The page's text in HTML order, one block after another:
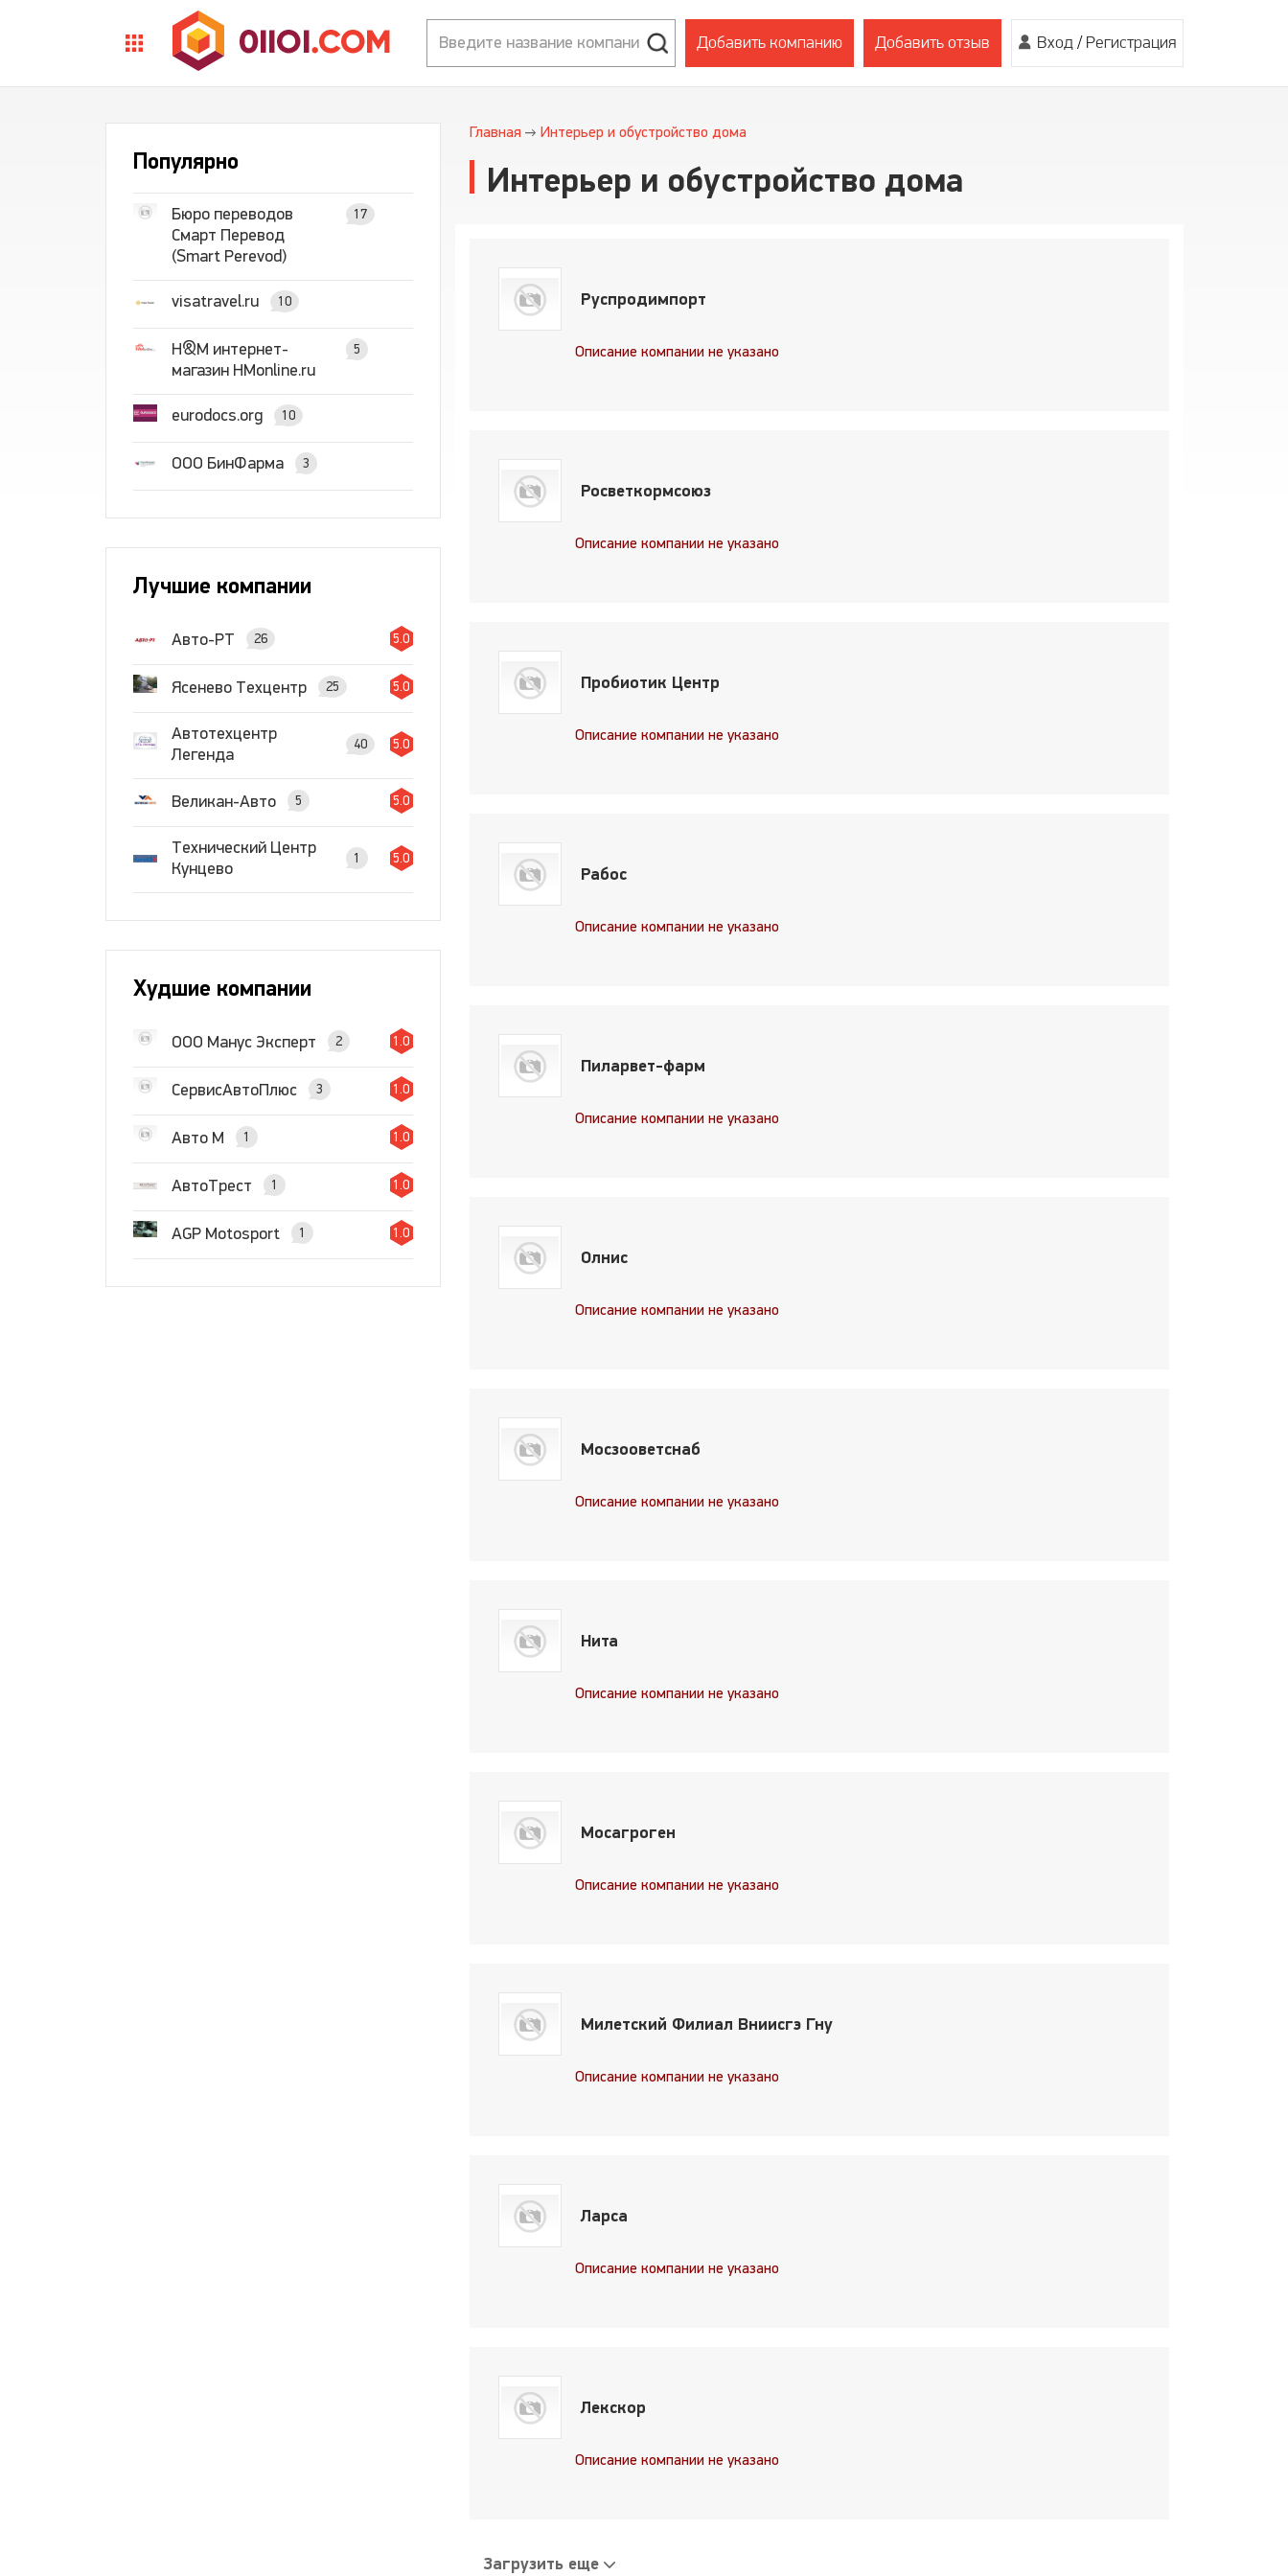
Добавить компанию Добавить отзыв Вход/ Регистрация
Популярно
Бюро переводов
Смарт Перевод
(Smart Perevod)
17
visatravel.ru 10
H&M интернет-
магазин HMonline.ru
5
eurodocs.org 10
ООО БинФарма 3
Лучшие компании
Авто-РТ 26 5.0
Ясенево Техцентр 25 5.0
Автотехцентр
Легенда
40 5.0
Великан-Авто 5 5.0
Технический Центр
Кунцево
1 5.0
Худшие компании
ООО Манус Эксперт 2 1.0
СервисАвтоПлюс 3 1.0
Авто М 1 1.0
АвтоТрест 1 1.0
AGP Motosport 1 1.0
Главная Интерьер и обустройство дома
Интерьер и обустройство дома
Руспродимпорт
Описание компании не указано
Росветкормсоюз
Описание компании не указано
Пробиотик Центр
Описание компании не указано
Рабос
Описание компании не указано
Пиларвет-фарм
Описание компании не указано
Олнис
Описание компании не указано
Мосзооветснаб
Описание компании не указано
Нита
Описание компании не указано
Мосагроген
Описание компании не указано
Милетский Филиал Вниисгэ Гну
Описание компании не указано
Ларса
Описание компании не указано
Лекскор
Описание компании не указано
Загрузить еще